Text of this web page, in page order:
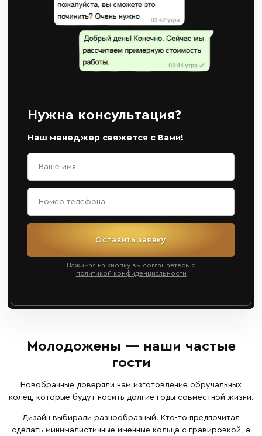
Нужна консультация?
Наш менеджер свяжется с Вами!
Оставить заявку
Нажимая на кнопку вы соглашаетесь с
политикой конфиденциальности
Молодожены — наши частые
гости
Новобрачные доверяли нам изготовление обручальных
колец, которые будут носить долгие годы совместной жизни.
Дизайн выбирали разнообразный. Кто-то предпочитал
сделать минималистичные именные кольца с гравировкой, а